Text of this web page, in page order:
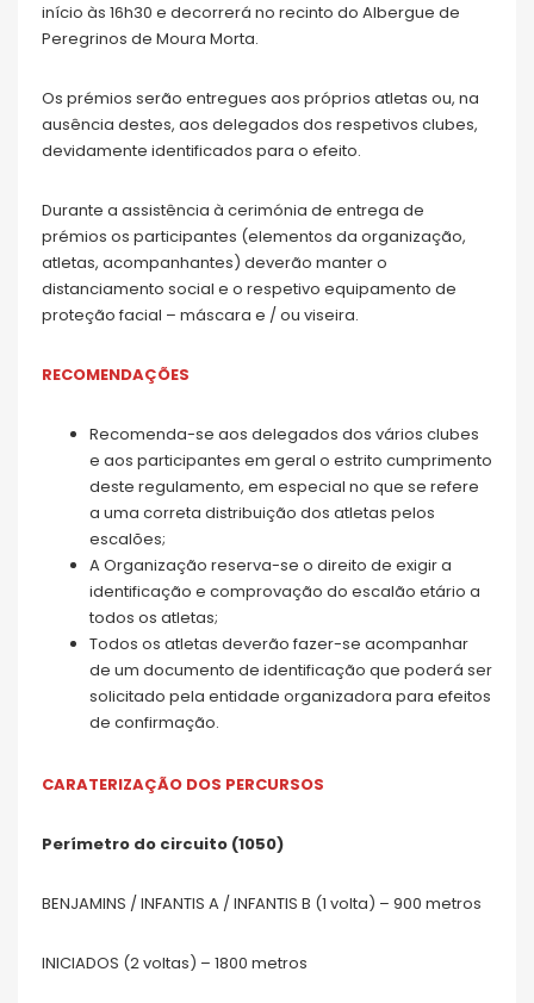
início às 16h30 e decorrerá no recinto do Albergue de
Peregrinos de Moura Morta.
Os prémios serão entregues aos próprios atletas ou, na
ausência destes, aos delegados dos respetivos clubes,
devidamente identificados para o efeito.
Durante a assistência à cerimónia de entrega de
prémios os participantes (elementos da organização,
atletas, acompanhantes) deverão manter o
distanciamento social e o respetivo equipamento de
proteção facial – máscara e / ou viseira.
RECOMENDAÇÕES
Recomenda-se aos delegados dos vários clubes
e aos participantes em geral o estrito cumprimento
deste regulamento, em especial no que se refere
a uma correta distribuição dos atletas pelos
escalões;
A Organização reserva-se o direito de exigir a
identificação e comprovação do escalão etário a
todos os atletas;
Todos os atletas deverão fazer-se acompanhar
de um documento de identificação que poderá ser
solicitado pela entidade organizadora para efeitos
de confirmação.
CARATERIZAÇÃO DOS PERCURSOS
Perímetro do circuito (1050)
BENJAMINS / INFANTIS A / INFANTIS B (1 volta) – 900 metros
INICIADOS (2 voltas) – 1800 metros